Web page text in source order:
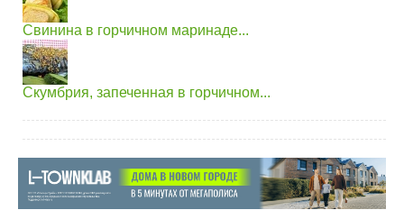
Свинина в горчичном маринаде...
Скумбрия, запеченная в горчичном...